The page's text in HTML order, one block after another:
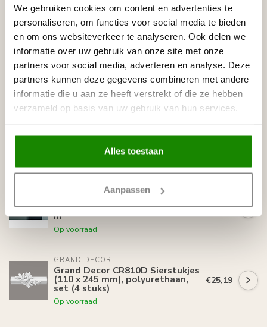
We gebruiken cookies om content en advertenties te
personaliseren, om functies voor social media te bieden
en om ons websiteverkeer te analyseren. Ook delen we
informatie over uw gebruik van onze site met onze
partners voor social media, adverteren en analyse. Deze
partners kunnen deze gegevens combineren met andere
informatie die u aan ze heeft verstrekt of die ze hebben
verzameld op basis van uw gebruik van hun services.
Alles toestaan
Aanpassen
Gerelateerde producten
Grand Decor CR810B
hoekbochten (200 x 190 mm),
polyurethaan, set (4 hoeken)
Op voorraad
€31,79
(40 x 18 mm), polyurethaan, €14,52
GRAND DECOR
Grand Decor Kaderlijst CR727 (24
x 13 mm), polyurethaan, lengte 2
m
Op voorraad
€9,38
GRAND DECOR
Grand Decor CR810D Sierstukjes
(110 x 245 mm), polyurethaan,
set (4 stuks)
Op voorraad
€25,19